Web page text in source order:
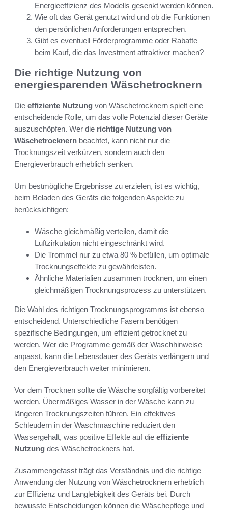
Energieeffizienz des Modells gesenkt werden können.
Wie oft das Gerät genutzt wird und ob die Funktionen
den persönlichen Anforderungen entsprechen.
Gibt es eventuell Förderprogramme oder Rabatte
beim Kauf, die das Investment attraktiver machen?
Die richtige Nutzung von
energiesparenden Wäschetrocknern
Die effiziente Nutzung von Wäschetrocknern spielt eine
entscheidende Rolle, um das volle Potenzial dieser Geräte
auszuschöpfen. Wer die richtige Nutzung von
Wäschetrocknern beachtet, kann nicht nur die
Trocknungszeit verkürzen, sondern auch den
Energieverbrauch erheblich senken.
Um bestmögliche Ergebnisse zu erzielen, ist es wichtig,
beim Beladen des Geräts die folgenden Aspekte zu
berücksichtigen:
Wäsche gleichmäßig verteilen, damit die
Luftzirkulation nicht eingeschränkt wird.
Die Trommel nur zu etwa 80 % befüllen, um optimale
Trocknungseffekte zu gewährleisten.
Ähnliche Materialien zusammen trocknen, um einen
gleichmäßigen Trocknungsprozess zu unterstützen.
Die Wahl des richtigen Trocknungsprogramms ist ebenso
entscheidend. Unterschiedliche Fasern benötigen
spezifische Bedingungen, um effizient getrocknet zu
werden. Wer die Programme gemäß der Waschhinweise
anpasst, kann die Lebensdauer des Geräts verlängern und
den Energieverbrauch weiter minimieren.
Vor dem Trocknen sollte die Wäsche sorgfältig vorbereitet
werden. Übermäßiges Wasser in der Wäsche kann zu
längeren Trocknungszeiten führen. Ein effektives
Schleudern in der Waschmaschine reduziert den
Wassergehalt, was positive Effekte auf die effiziente
Nutzung des Wäschetrockners hat.
Zusammengefasst trägt das Verständnis und die richtige
Anwendung der Nutzung von Wäschetrocknern erheblich
zur Effizienz und Langlebigkeit des Geräts bei. Durch
bewusste Entscheidungen können die Wäschepflege und